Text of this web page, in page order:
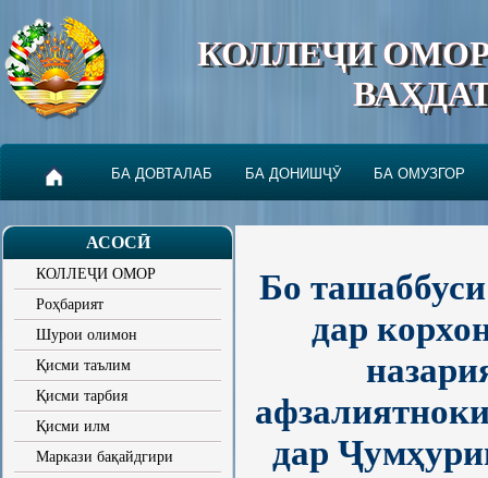
КОЛЛЕҶИ
БА ДОВТАЛАБ БА ДОНИШҶӮ БА ОМУЗГОР
АСОСӢ
КОЛЛЕҶИ ОМОР
Роҳбарият
Шурои олимон
Қисми таълим
Қисми тарбия
Қисми илм
Маркази бақайдгири
Бо
дар
дар